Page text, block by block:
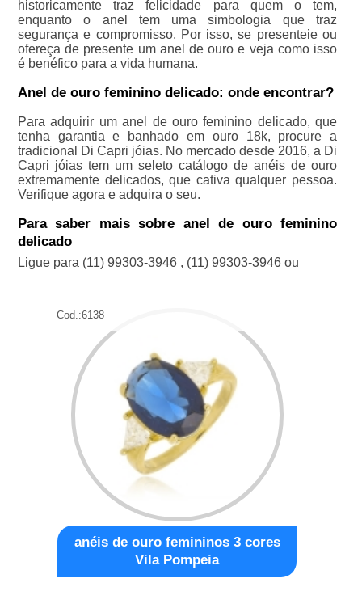
historicamente traz felicidade para quem o tem,
enquanto o anel tem uma simbologia que traz
segurança e compromisso. Por isso, se presenteie ou
ofereça de presente um anel de ouro e veja como isso
é benéfico para a vida humana.
Anel de ouro feminino delicado: onde encontrar?
Para adquirir um anel de ouro feminino delicado, que
tenha garantia e banhado em ouro 18k, procure a
tradicional Di Capri jóias. No mercado desde 2016, a Di
Capri jóias tem um seleto catálogo de anéis de ouro
extremamente delicados, que cativa qualquer pessoa.
Verifique agora e adquira o seu.
Para saber mais sobre anel de ouro feminino
delicado
Ligue para (11) 99303-3946, (11) 99303-3946ou
Cod.:6138
anéis de ouro femininos 3 cores
Vila Pompeia